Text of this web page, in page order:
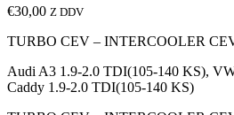
€30,00 Z DDV
TURBO CEV – INTERCOOLER
Audi A3 1.9-2.0 TDI(105-140 KS),
Caddy 1.9-2.0 TDI(105-140 KS)